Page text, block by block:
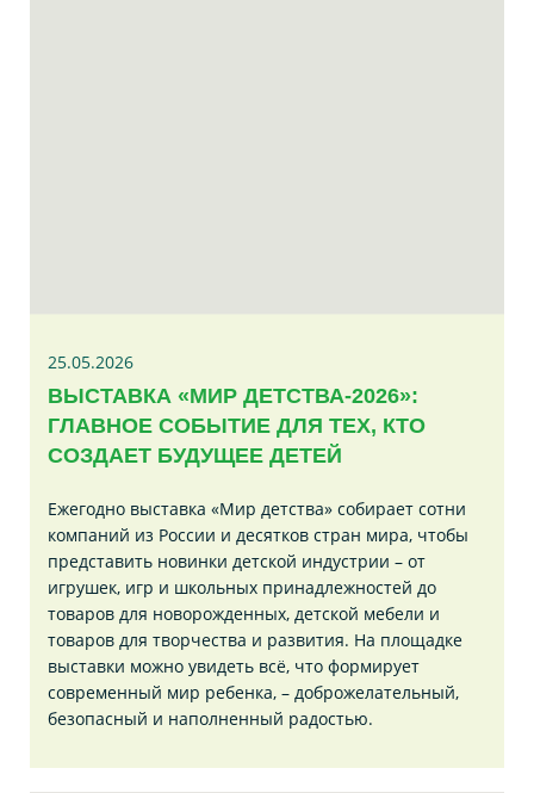
25.05.2026
ВЫСТАВКА «МИР ДЕТСТВА-2026»:
ГЛАВНОЕ СОБЫТИЕ ДЛЯ ТЕХ, КТО
СОЗДАЕТ БУДУЩЕЕ ДЕТЕЙ
Ежегодно выставка «Мир детства» собирает сотни
компаний из России и десятков стран мира, чтобы
представить новинки детской индустрии – от
игрушек, игр и школьных принадлежностей до
товаров для новорожденных, детской мебели и
товаров для творчества и развития. На площадке
выставки можно увидеть всё, что формирует
современный мир ребенка, – доброжелательный,
безопасный и наполненный радостью.